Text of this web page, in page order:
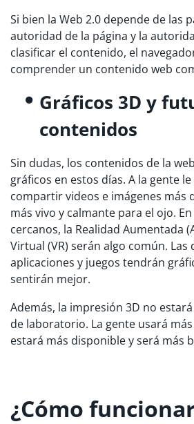
Si bien la Web 2.0 depende de las
autoridad de la página y la
clasificar el contenido, el
comprender un contenido web
Gráficos 3D y
contenidos
Sin dudas, los contenidos de la
gráficos en estos días. A la gente
compartir videos e imágenes más
más vivo y calmante para el ojo.
cercanos, la Realidad Aumentada
Virtual (VR) serán algo común. Las
aplicaciones y juegos tendrán
sentirán mejor.
Además, la impresión 3D no
de laboratorio. La gente usará
estará más disponible y será más
¿Cómo